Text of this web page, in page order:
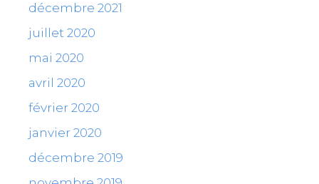
décembre 2021
juillet 2020
mai 2020
avril 2020
février 2020
janvier 2020
décembre 2019